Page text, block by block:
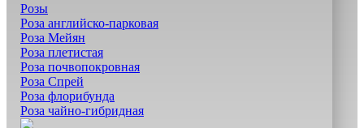
Розы
Роза английско-парковая
Роза Мейян
Роза плетистая
Роза почвопокровная
Роза Спрей
Роза флорибунда
Роза чайно-гибридная